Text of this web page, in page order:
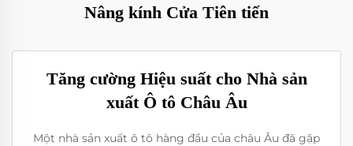
Nâng kính Cửa Tiên tiến
Tăng cường Hiệu suất cho Nhà sản
xuất Ô tô Châu Âu
Một nhà sản xuất ô tô hàng đầu của châu Âu đã gặp